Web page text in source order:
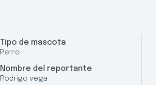
Tipo de mascota
Perro
Nombre del reportante
Rodrigo vega